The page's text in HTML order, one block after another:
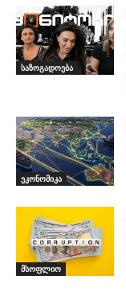
საზოგადოება
ეკონომიკა
მსოფლიო